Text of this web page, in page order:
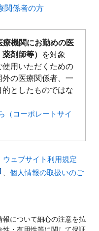
関係者の方​
療機関にお勤めの医
剤師等）
を対象
用いただくための
の医療関係者、一
としたものではな
（コーポレートサイ
ウェブサイト利用規定
個人情報の取扱いのご
について細心の注意を払
性・有用性等に関して保証